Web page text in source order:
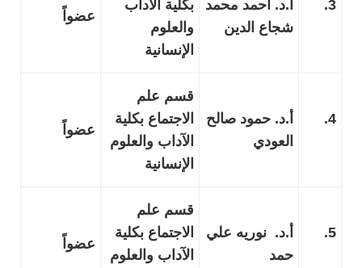
3.
أ.د. أحمد محمد
شجاع الدين
بكلية الآداب
والعلوم
الإنسانية
عضواً
4.
أ.د. حمود صالح
العودي
قسم علم
الاجتماع بكلية
الآداب والعلوم
الإنسانية
عضواً
5.
أ.د. نوريه علي
حمد
قسم علم
الاجتماع بكلية
الآداب والعلوم
عضواً